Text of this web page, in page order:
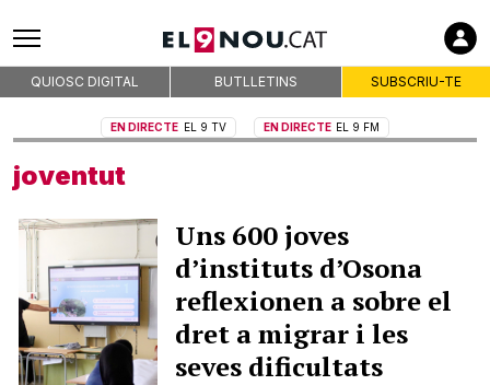
QUIOSC DIGITAL BUTLLETINS SUBSCRIU-TE
EN DIRECTE EL 9 TV EN DIRECTE EL 9 FM
joventut
Uns 600 joves
d’instituts d’Osona
reflexionen a sobre el
dret a migrar i les
seves dificultats